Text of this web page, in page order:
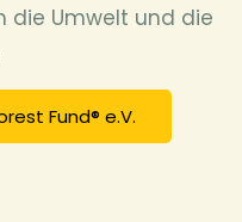
die Umwelt und die
Fund® e.V.